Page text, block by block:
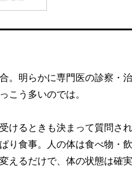
。明らかに専門医の診察・
こう多いのでは。
けるときも決まって質問さ
り食事。人の体は食べ物・
えるだけで、体の状態は確